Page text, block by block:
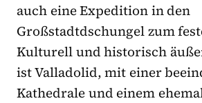
auch eine Expedition in den
Großstadtdschungel zum
Kulturell und historisch
ist Valladolid, mit einer
Kathedrale und einem